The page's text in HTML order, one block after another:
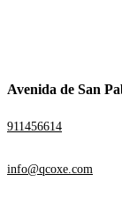
Avenida de San
911456614
info@qcoxe.com